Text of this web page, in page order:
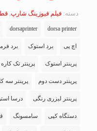
دسته: فیلم فیوزینگ شارپ,
dorsa printer
dorsaprinter
اچ پی برد استوک برد
پرینتر استوک پرینتر تک کاره
پرینتر دست دوم پرینتر سه
پرینتر لیزری رنگی درسا
دستگاه کپی سامسونگ